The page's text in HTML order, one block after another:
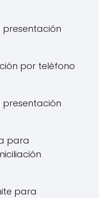
presentación
por teléfono
presentación
para
para